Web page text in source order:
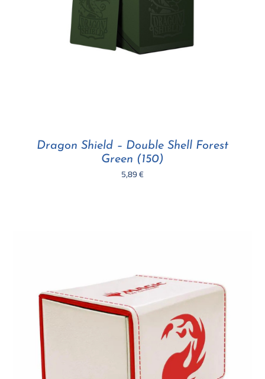
Dragon Shield – Double Shell Forest
Green (150)
5,89€